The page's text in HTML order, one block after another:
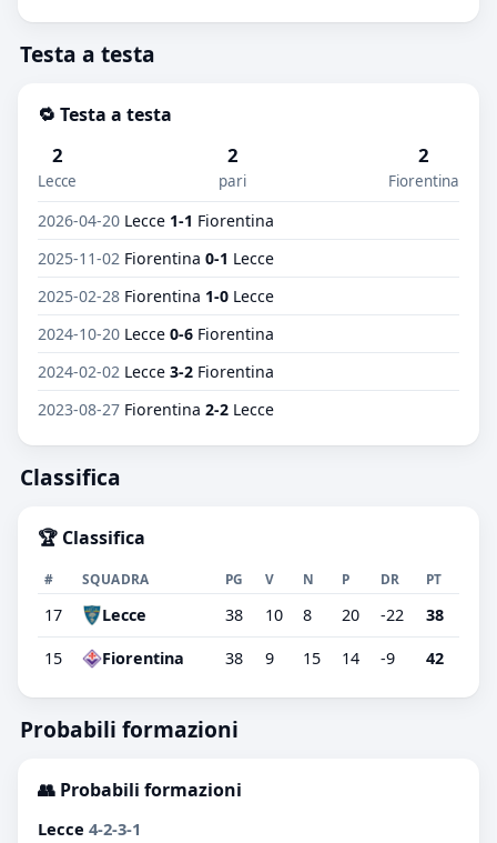
Testa a testa
🔁 Testa a testa
2
Lecce
2
pari
2
Fiorentina
2026-04-20 Lecce 1-1 Fiorentina
2025-11-02 Fiorentina 0-1 Lecce
2025-02-28 Fiorentina 1-0 Lecce
2024-10-20 Lecce 0-6 Fiorentina
2024-02-02 Lecce 3-2 Fiorentina
2023-08-27 Fiorentina 2-2 Lecce
Classifica
🏆 Classifica
# SQUADRA PG V N P DR PT
17 Lecce 38 10 8 20 -22 38
15 Fiorentina 38 9 15 14 -9 42
Probabili formazioni
👥 Probabili formazioni
Lecce 4-2-3-1